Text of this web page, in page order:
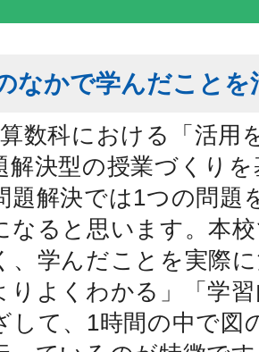
なかで学んだことを
数科における「活用
解決型の授業づくり
題解決では1つの問題
なると思います。本
、学んだことを実際
りよくわかる」「学
して、1時間の中で図